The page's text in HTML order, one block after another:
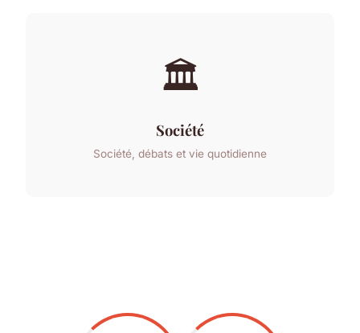
🏛️
Société
Société, débats et vie quotidienne